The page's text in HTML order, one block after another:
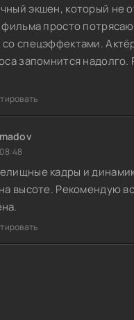
экшен, который не
фильма просто
спецэффектами.
запомнится
кадры и
высоте. Рекомендую